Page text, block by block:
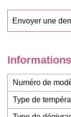
Envoyer une
Numéro de
Type de